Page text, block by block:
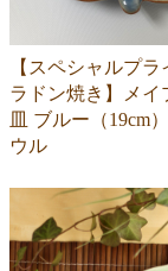
【スペシャルプ
ラドン焼き】メイ
皿 ブルー（19cm
ウル